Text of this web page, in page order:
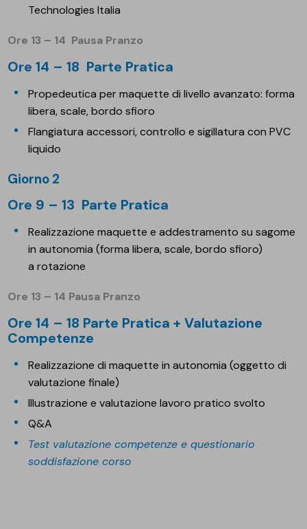
Technologies Italia
Ore 13 – 14 Pausa Pranzo
Ore 14 – 18 Parte Pratica
Propedeutica per maquette di livello avanzato: forma
libera, scale, bordo sfioro
Flangiatura accessori, controllo e sigillatura con PVC
liquido
Giorno 2
Ore 9 – 13 Parte Pratica
Realizzazione maquette e addestramento su sagome
in autonomia (forma libera, scale, bordo sfioro)
a rotazione
Ore 13 – 14 Pausa Pranzo
Ore 14 – 18 Parte Pratica + Valutazione
Competenze
Realizzazione di maquette in autonomia (oggetto di
valutazione finale)
Illustrazione e valutazione lavoro pratico svolto
Q&A
Test valutazione competenze e questionario
soddisfazione corso